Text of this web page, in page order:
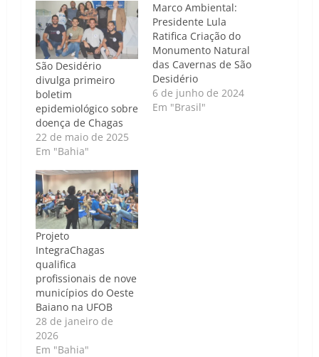
São Desidério
divulga primeiro
boletim
epidemiológico sobre
doença de Chagas
22 de maio de 2025
Em "Bahia"
Marco Ambiental:
Presidente Lula
Ratifica Criação do
Monumento Natural
das Cavernas de São
Desidério
6 de junho de 2024
Em "Brasil"
Projeto
IntegraChagas
qualifica
profissionais de nove
municípios do Oeste
Baiano na UFOB
28 de janeiro de
2026
Em "Bahia"